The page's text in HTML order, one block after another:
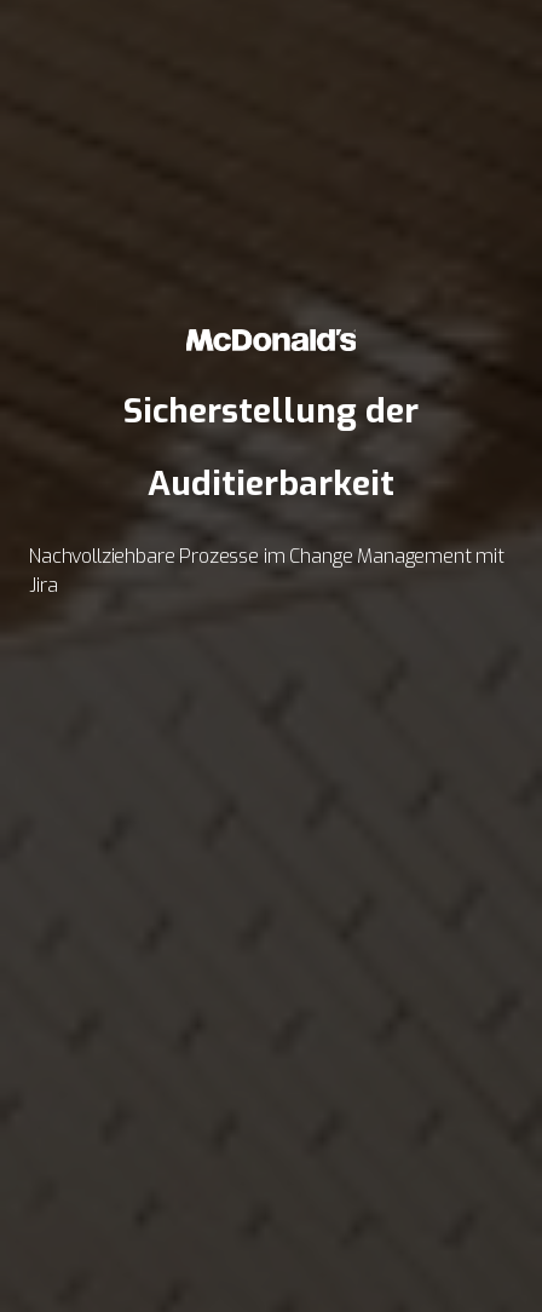
Sicherstellung der
Auditierbarkeit
Nachvollziehbare Prozesse im Change Management mit
Jira